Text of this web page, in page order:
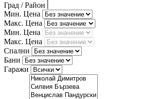
Град / Район
Мин. Цена
Макс. Цена
Мин. Цена
Макс. Цена
Спални
Бани
Гаражи